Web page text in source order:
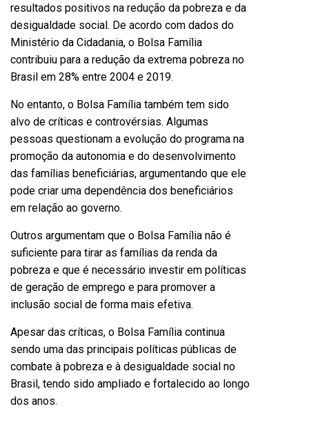
resultados positivos na redução da pobreza e da
desigualdade social. De acordo com dados do
Ministério da Cidadania, o Bolsa Família
contribuiu para a redução da extrema pobreza no
Brasil em 28% entre 2004 e 2019.
No entanto, o Bolsa Família também tem sido
alvo de críticas e controvérsias. Algumas
pessoas questionam a evolução do programa na
promoção da autonomia e do desenvolvimento
das famílias beneficiárias, argumentando que ele
pode criar uma dependência dos beneficiários
em relação ao governo.
Outros argumentam que o Bolsa Família não é
suficiente para tirar as famílias da renda da
pobreza e que é necessário investir em políticas
de geração de emprego e para promover a
inclusão social de forma mais efetiva.
Apesar das críticas, o Bolsa Família continua
sendo uma das principais políticas públicas de
combate à pobreza e à desigualdade social no
Brasil, tendo sido ampliado e fortalecido ao longo
dos anos.